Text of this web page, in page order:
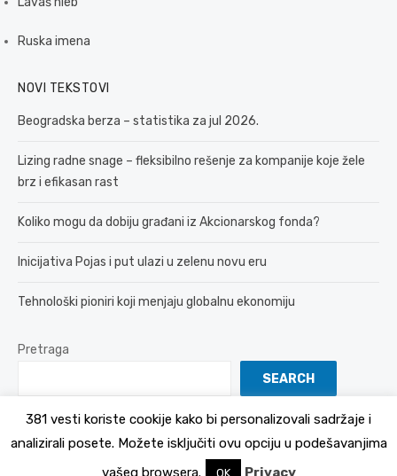
Ruska imena
NOVI TEKSTOVI
Beogradska berza – statistika za jul 2026.
Lizing radne snage – fleksibilno rešenje za kompanije koje žele
brz i efikasan rast
Koliko mogu da dobiju građani iz Akcionarskog fonda?
Inicijativa Pojas i put ulazi u zelenu novu eru
Tehnološki pioniri koji menjaju globalnu ekonomiju
Pretraga
SEARCH
Politika Privatnosti
381 vesti koriste cookije kako bi personalizovali sadržaje i
analizirali posete. Možete isključiti ovu opciju u podešavanjima
vašeg browsera.
OK Privacy